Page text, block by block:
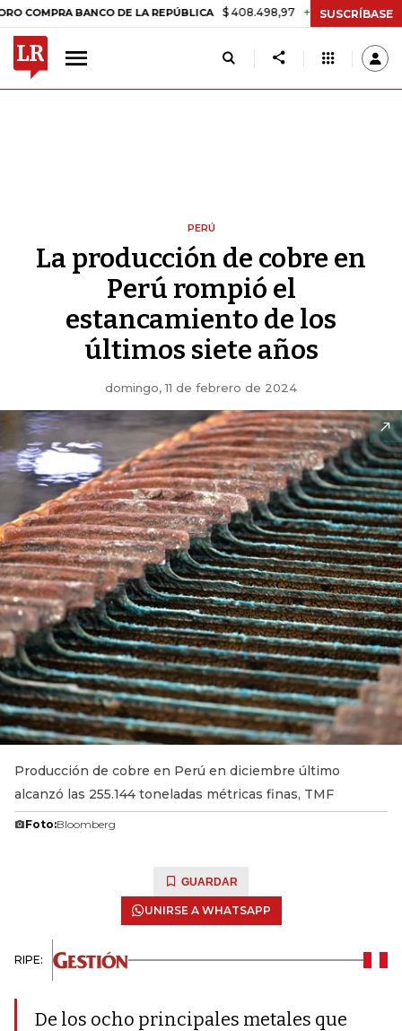
BANCO DE LA REPÚBLICA $ 408.498,97 +$ 8.753,81 +2,19%
SUSCRÍBASE
PERÚ
La producción de cobre en
Perú rompió el
estancamiento de los
últimos siete años
domingo, 11 de febrero de 2024
Producción de cobre en Perú en diciembre último
alcanzó las 255.144 toneladas métricas finas, TMF
Foto:Bloomberg
GUARDAR
UNIRSE A WHATSAPP
RIPE:
De los ocho principales metales que